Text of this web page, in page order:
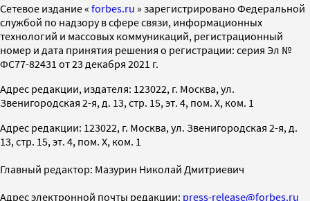
Cетевое издание « forbes.ru » зарегистрировано Федеральной
службой по надзору в сфере связи, информационных
технологий и массовых коммуникаций, регистрационный
номер и дата принятия решения о регистрации: серия Эл №
ФС77-82431 от 23 декабря 2021 г.
Адрес редакции, издателя: 123022, г. Москва, ул.
Звенигородская 2-я, д. 13, стр. 15, эт. 4, пом. X, ком. 1
Адрес редакции: 123022, г. Москва, ул. Звенигородская 2-я, д.
13, стр. 15, эт. 4, пом. X, ком. 1
Главный редактор: Мазурин Николай Дмитриевич
Адрес электронной почты редакции: press-release@forbes.ru